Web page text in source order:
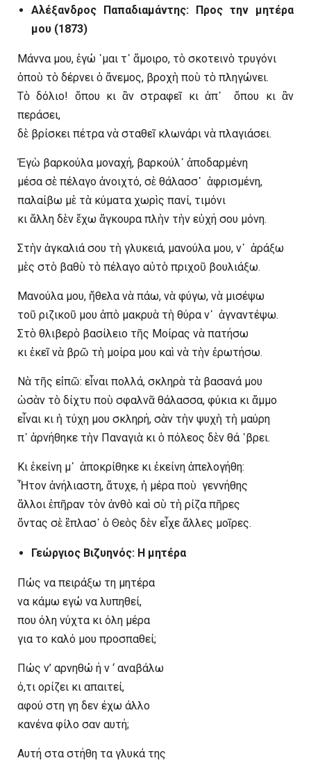
Aλέξανδρος Παπαδιαμάντης: Προς την μητέρα
μου (1873)
Μάννα μου, ἐγώ ᾽μαι τ᾽ ἄμοιρο, τὸ σκοτεινὸ τρυγόνι
ὁποὺ τὸ δέρνει ὁ ἄνεμος, βροχὴ ποὺ τὸ πληγώνει.
Τὸ δόλιο! ὅπου κι ἂν στραφεῖ κι ἀπ᾽ ὅπου κι ἂν
περάσει,
δὲ βρίσκει πέτρα νὰ σταθεῖ κλωνάρι νὰ πλαγιάσει.
Ἐγὼ βαρκούλα μοναχή, βαρκούλ᾽ ἀποδαρμένη
μέσα σὲ πέλαγο ἀνοιχτό, σὲ θάλασσ᾽ ἀφρισμένη,
παλαίβω μὲ τὰ κύματα χωρὶς πανί, τιμόνι
κι ἄλλη δὲν ἔχω ἄγκουρα πλὴν τὴν εὐχή σου μόνη.
Στὴν ἀγκαλιά σου τὴ γλυκειά, μανούλα μου, ν᾽ ἀράξω
μὲς στὸ βαθὺ τὸ πέλαγο αὐτὸ πριχοῦ βουλιάξω.
Μανούλα μου, ἤθελα νὰ πάω, νὰ φύγω, νὰ μισέψω
τοῦ ριζικοῦ μου ἀπὸ μακρυὰ τὴ θύρα ν᾽ ἀγναντέψω.
Στὸ θλιβερὸ βασίλειο τῆς Μοίρας νὰ πατήσω
κι ἐκεῖ νὰ βρῶ τὴ μοίρα μου καὶ νὰ τὴν ἐρωτήσω.
Νὰ τῆς εἰπῶ: εἶναι πολλά, σκληρὰ τὰ βασανά μου
ὡσὰν τὸ δίχτυ ποὺ σφαλνᾶ θάλασσα, φύκια κι ἄμμο
εἶναι κι ἡ τύχη μου σκληρή, σὰν τὴv ψυχὴ τὴ µαύρη
π᾽ ἀρνήθηκε τὴν Παναγιὰ κι ὁ πόλεος δὲν θά ᾽βρει.
Κι ἐκείνη μ᾽ ἀποκρίθηκε κι ἐκείνη ἀπελογήθη:
Ἦτον ἀνήλιαστη, ἄτυχε, ἡ μέρα ποὺ γεννήθης
ἄλλοι ἐπῆραν τὸν ἀνθὸ καὶ σὺ τὴ ρίζα πῆρες
ὄντας σὲ ἒπλασ᾽ ὁ Θεὸς δὲν εἶχε ἄλλες μοῖρες.
Γεώργιος Βιζυηνός: Η μητέρα
Πώς να πειράξω τη μητέρα
να κάμω εγώ να λυπηθεί,
που όλη νύχτα κι όλη μέρα
για το καλό μου προσπαθεί;
Πώς ν’ αρνηθώ ή ν ‘ αναβάλω
ό,τι ορίζει κι απαιτεί,
αφού στη γη δεν έχω άλλο
κανένα φίλο σαν αυτή;
Αυτή στα στήθη τα γλυκά της